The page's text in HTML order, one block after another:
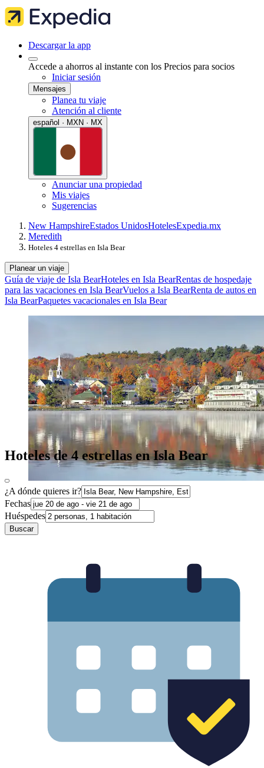
Descargar la app
Accede a ahorros al instante con los Precios para socios
Iniciar sesión
Mensajes
Planea tu viaje
Atención al cliente
español · MXN · MX
Anunciar una propiedad
Mis viajes
Sugerencias
New HampshireEstados UnidosHotelesExpedia.mx
Meredith
Hoteles 4 estrellas en Isla Bear
Planear un viaje
Guía de viaje de Isla BearHoteles en Isla BearRentas de hospedaje
para las vacaciones en Isla BearVuelos a Isla BearRenta de autos en
Isla BearPaquetes vacacionales en Isla Bear
Hoteles de 4 estrellas en Isla Bear
¿A dónde quieres ir?
Fechas
Huéspedes
Buscar